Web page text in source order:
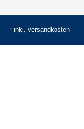
* inkl. Versandkosten